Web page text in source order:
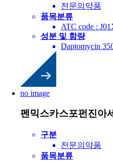
전문의약품
품목분류
ATC code :
성분 및 함량
Daptomycin
no image
펜믹스카스포펀진아
구분
전문의약품
품목분류